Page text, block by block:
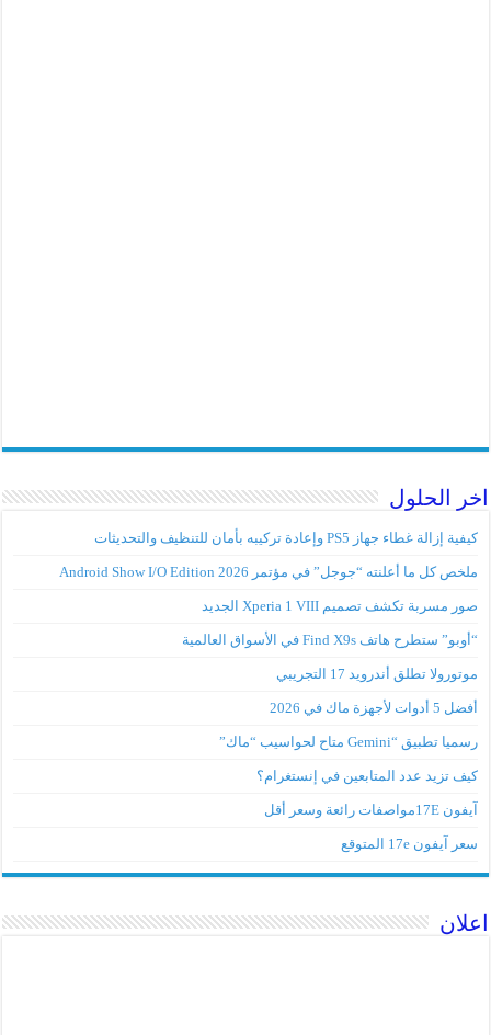
اخر الحلول
كيفية إزالة غطاء جهاز PS5 وإعادة تركيبه بأمان للتنظيف والتحديثات
ملخص كل ما أعلنته “جوجل” في مؤتمر Android Show I/O Edition 2026
صور مسربة تكشف تصميم Xperia 1 VIII الجديد
“أوبو” ستطرح هاتف Find X9s في الأسواق العالمية
موتورولا تطلق أندرويد 17 التجريبي
أفضل 5 أدوات لأجهزة ماك في 2026
رسميا تطبيق “Gemini متاح لحواسيب “ماك”
كيف تزيد عدد المتابعين في إنستغرام؟
آيفون 17Eمواصفات رائعة وسعر أقل
سعر آيفون 17e المتوقع
اعلان